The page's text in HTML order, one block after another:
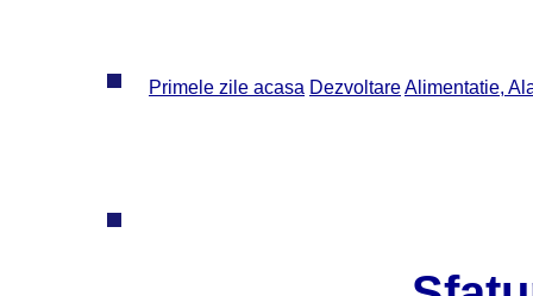
Primele zile acasa DezvoltareAlimentatie,